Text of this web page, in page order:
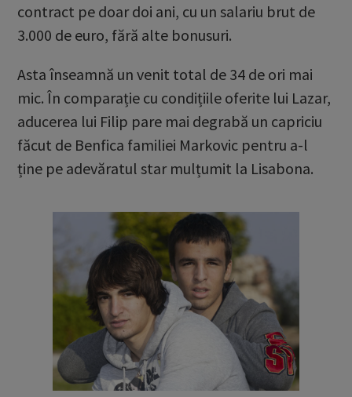
contract pe doar doi ani, cu un salariu brut de
3.000 de euro, fără alte bonusuri.
Asta înseamnă un venit total de 34 de ori mai
mic. În comparație cu condițiile oferite lui Lazar,
aducerea lui Filip pare mai degrabă un capriciu
făcut de Benfica familiei Markovic pentru a-l
ține pe adevăratul star mulțumit la Lisabona.